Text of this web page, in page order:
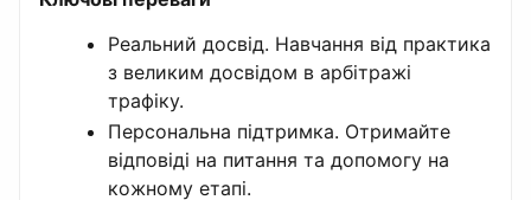
Реальний досвід. Навчання від практика
з великим досвідом в арбітражі
трафіку.
Персональна підтримка. Отримайте
відповіді на питання та допомогу на
кожному етапі.